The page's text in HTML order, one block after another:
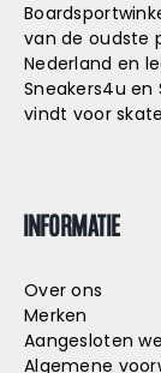
van de oudste
Nederland en
Sneakers4u en
vindt voor
INFORMATIE
Over ons
Merken
Aangesloten
Algemene